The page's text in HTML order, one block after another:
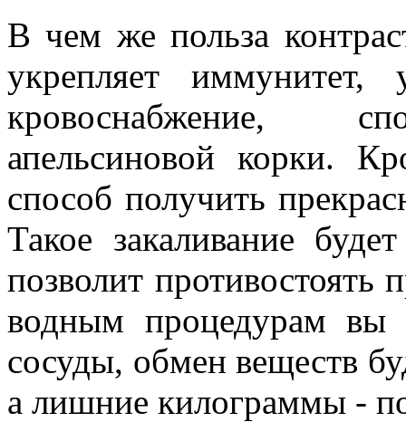
В чем же польза
укрепляет
кровоснабжение,
апельсиновой корки.
способ получить
Такое закаливание
позволит противостоять
водным процедурам вы
сосуды, обмен веществ
а лишние килограммы -